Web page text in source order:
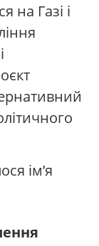
на Газі і
ім’я